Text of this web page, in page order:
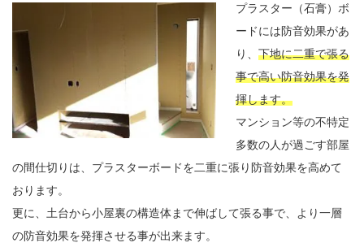
プラスター（石膏）ボ
ードには防音効果があ
り、 下地に二重で張る
事で高い防音効果を発
揮します。
マンション等の不特定
多数の人が過ごす部屋
の間仕切りは、プラスターボードを二重に張り防音効果を高めて
おります。
更に、土台から小屋裏の構造体まで伸ばして張る事で、より一層
の防音効果を発揮させる事が出来ます。